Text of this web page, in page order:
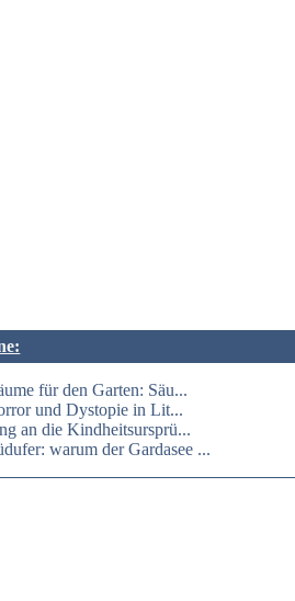
für den Garten: Säu...
und Dystopie in Lit...
an die Kindheitsursprü...
warum der Gardasee ...